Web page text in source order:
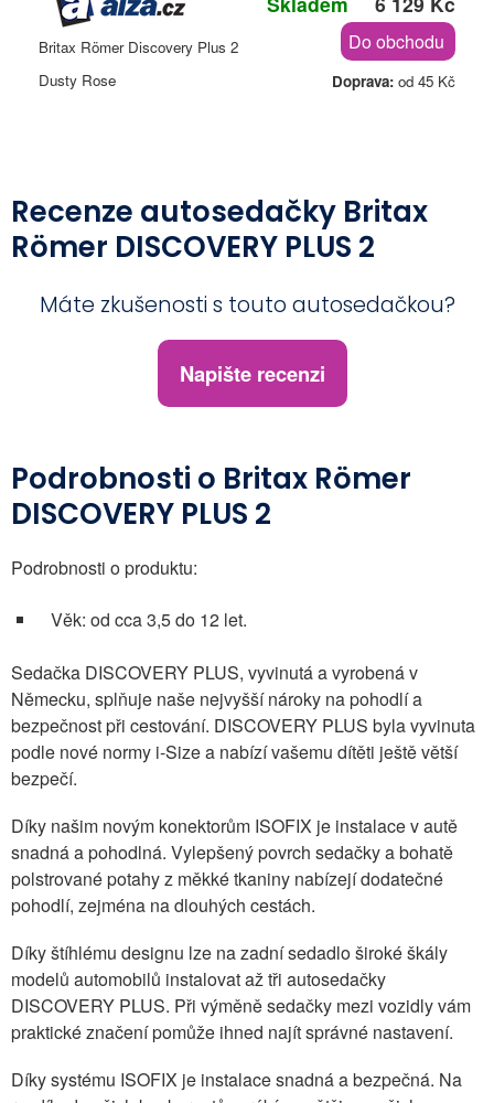
Britax Römer Discovery Plus 2
Dusty Rose
Do obchodu
Doprava: od 45 Kč
Recenze autosedačky Britax
Römer DISCOVERY PLUS 2
Máte zkušenosti s touto autosedačkou?
Napište recenzi
Podrobnosti o Britax Römer
DISCOVERY PLUS 2
Podrobnosti o produktu:
Věk: od cca 3,5 do 12 let.
Sedačka DISCOVERY PLUS, vyvinutá a vyrobená v
Německu, splňuje naše nejvyšší nároky na pohodlí a
bezpečnost při cestování. DISCOVERY PLUS byla vyvinuta
podle nové normy i-Size a nabízí vašemu dítěti ještě větší
bezpečí.
Díky našim novým konektorům ISOFIX je instalace v autě
snadná a pohodlná. Vylepšený povrch sedačky a bohatě
polstrované potahy z měkké tkaniny nabízejí dodatečné
pohodlí, zejména na dlouhých cestách.
Díky štíhlému designu lze na zadní sedadlo široké škály
modelů automobilů instalovat až tři autosedačky
DISCOVERY PLUS. Při výměně sedačky mezi vozidly vám
praktické značení pomůže ihned najít správné nastavení.
Díky systému ISOFIX je instalace snadná a bezpečná. Na